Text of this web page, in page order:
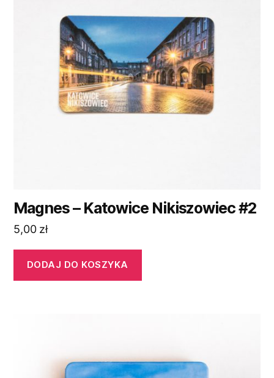
Magnes – Katowice Nikiszowiec #2
5,00 zł
DODAJ DO KOSZYKA